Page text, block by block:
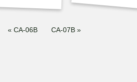
« CA-06B CA-07B »